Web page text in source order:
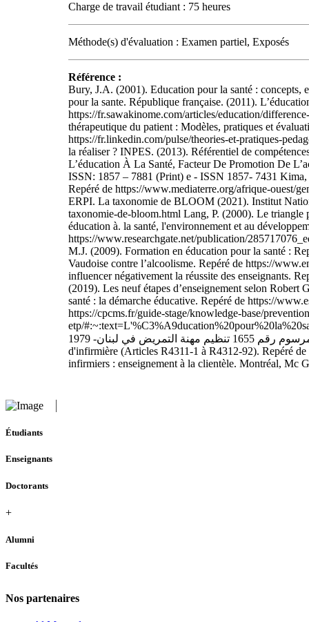
Charge de travail étudiant : 75 heures
Méthode(s) d'évaluation : Examen partiel, Exposés
Référence :
Bury, J.A. (2001). Education pour la santé :
pour la sante. République française. (2011).
https://fr.sawakinome.com/articles/education/
thérapeutique du patient : Modèles, pratiques et
https://fr.linkedin.com/pulse/theories-et-pratiques-
la réaliser ? INPES. (2013). Référentiel de
L’éducation À La Santé, Facteur De Promotion De
ISSN: 1857 – 7881 (Print) e - ISSN 1857- 7431
Repéré de https://www.mediaterre.org/afrique-ouest/
ERPI. La taxonomie de BLOOM (2021). Institut
taxonomie-de-bloom.html Lang, P. (2000). Le triangle
éducation à. la santé, l'environnement et au
https://www.researchgate.net/publication/
M.J. (2009). Formation en éducation pour la santé :
Vaudoise contre l’alcoolisme. Repéré de https://
influencer négativement la réussite des enseignants.
(2019). Les neuf étapes d’enseignement selon Robert
santé : la démarche éducative. Repéré de https://
https://cpcms.fr/guide-stage/knowledge-base/
etp/
مرسوم رقم 1655 تنظيم مهنة التمريض في لبنان- 1979 République Française, Code de la santé publique, version en vigueur du 28 décembre 2020, Titre Ier : Profession d'infirmier ou
d'infirmière (Articles R4311-1 à R4312-92). Repéré
infirmiers : enseignement à la clientèle. Montréal, Mc
Étudiants
Enseignants
Doctorants
+
Alumni
Facultés
Nos partenaires